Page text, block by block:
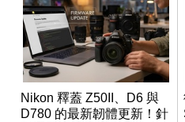
Nikon 釋蓋 Z50II、D6 與
D780 的最新韌體更新！針